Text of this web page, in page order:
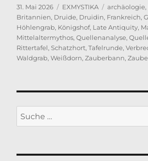
Veröffentlicht
am
31. Mai 2026 Kategorien
EXMYSTIKA archäologie,
Britannien, Druide, Druidin, Frankreich,
Höhlengrab, Königshof, Late Antiquity,
Mittelaltermythos,Quellenanalyse,
Rittertafel,Schatzhort,Tafelrunde,
Waldgrab,Weißdorn,Zauberbann,
Suche
nach: